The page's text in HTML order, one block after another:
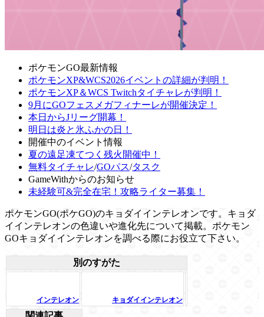
ポケモンGO最新情報
ポケモンXP&WCS2026イベントの詳細が判明！
ポケモンXP＆WCS Twitchタイチャレが判明！
9月にGOフェスメガフィナーレが開催決定！
本日からJリーグ開幕！
明日は炎と氷ふかの日！
開催中のイベント情報
夏の遠足凍てつく残火開催中！
無料タイチャレ/GOパス/タスク
GameWithからのお知らせ
未経験可&完全在宅！攻略ライター募集！
ポケモンGO(ポケGO)のキョダイインテレオンです。キョダ
イインテレオンの色違いや進化先について掲載。ポケモン
GOキョダイインテレオンを調べる際にお役立て下さい。
別のすがた
インテレオン キョダイインテレオン